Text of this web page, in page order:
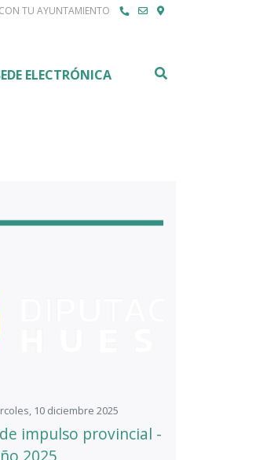
TU AYUNTAMIENTO
ELECTRÓNICA
10 diciembre 2025
impulso provincial -